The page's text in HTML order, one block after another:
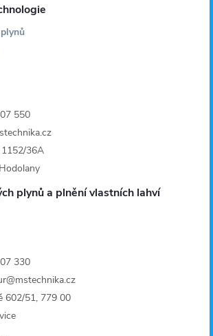
550
36A
plynů a plnění vlastních lahví
330
602/51, 779 00